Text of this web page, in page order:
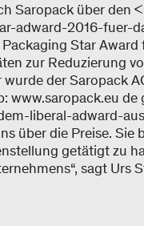
Saropack über den
adward-2016-fuer-
Star
zur Reduzierung
der Saropack
www.saropack.eu
liberal-adward-
über die Preise.
getätigt zu
sagt Urs